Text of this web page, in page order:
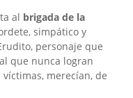
al brigada de la
simpático y
personaje que
que nunca logran
merecían, de